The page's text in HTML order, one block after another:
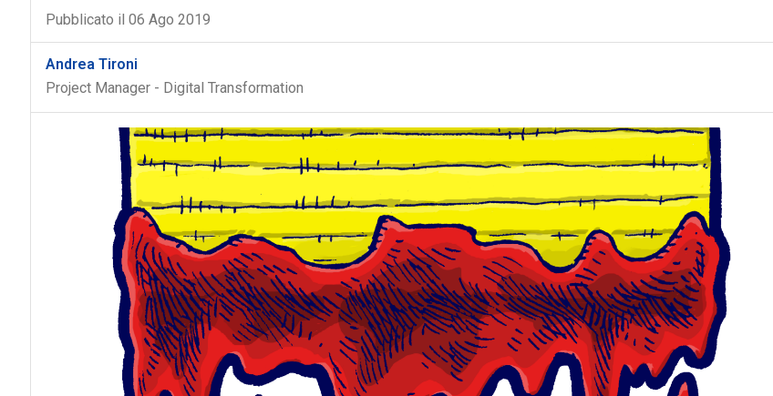
Pubblicato il 06 Ago 2019
Andrea Tironi
Project Manager - Digital Transformation